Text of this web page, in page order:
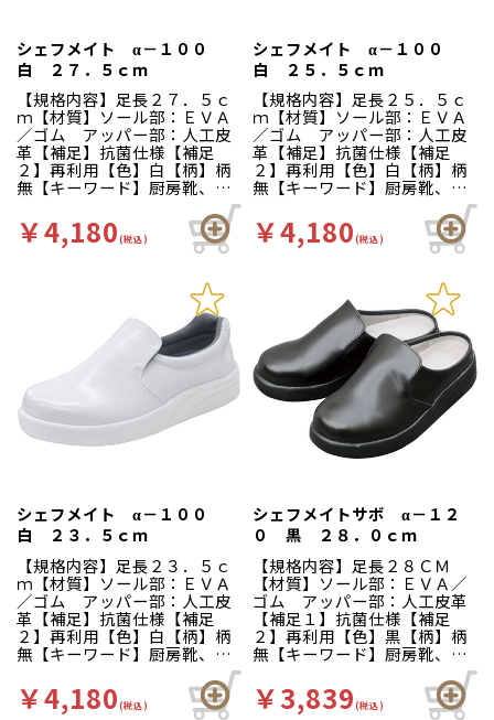
クッション性の良いインソー
ルが長時間の立ち作業をサポ
ートします。足幅ゆったり３
Ｅサイズ…つま先部分までゆ
ったりとした３Ｅ設計。
クッション性の良いインソー
ルが長時間の立ち作業をサポ
ートします。足幅ゆったり３
Ｅサイズ…つま先部分までゆ
ったりとした３Ｅ設計。
シェフメイト α－１００
白 ２７．５ｃｍ
【規格内容】足長２７．５ｃ
ｍ【材質】ソール部：ＥＶＡ
／ゴム アッパー部：人工皮
革【補足】抗菌仕様【補足
２】再利用【色】白【柄】柄
無【キーワード】厨房靴、滑
りにくい、工場 靴底は軽く
て滑りにくいハイグリップ仕
様。長時間の作業による疲労
を軽減、快適な着用感のため
す。インソールの表面には抗
菌加工を施しており、清潔で
す。食品加工厨房用スニーカ
ー「シェフメイト」は清潔・
耐滑・快適を基本コンセプト
に開発されました。滑りにく
い…滑りにくい防滑グリット
ソールには他方向に効くウィ
ンドミルパターンを採用。滑
りやすい床や雨の日等にも優
クッション性の良いインソー
ルが長時間の立ち作業をサポ
ートします。足幅ゆったり３
Ｅサイズ…つま先部分までゆ
ったりとした３Ｅ設計。
￥4,180(税込)
シェフメイト α－１００
白 ２５．５ｃｍ
【規格内容】足長２５．５ｃ
ｍ【材質】ソール部：ＥＶＡ
／ゴム アッパー部：人工皮
革【補足】抗菌仕様【補足
２】再利用【色】白【柄】柄
無【キーワード】厨房靴、滑
りにくい、工場 靴底は軽く
て滑りにくいハイグリップ仕
様。長時間の作業による疲労
を軽減、快適な着用感のため
す。インソールの表面には抗
菌加工を施しており、清潔で
す。食品加工厨房用スニーカ
ー「シェフメイト」は清潔・
耐滑・快適を基本コンセプト
に開発されました。滑りにく
い…滑りにくい防滑グリット
ソールには他方向に効くウィ
ンドミルパターンを採用。滑
りやすい床や雨の日等にも優
クッション性の良いインソー
ルが長時間の立ち作業をサポ
ートします。足幅ゆったり３
Ｅサイズ…つま先部分までゆ
ったりとした３Ｅ設計。
￥4,180(税込)
シェフメイト α－１００
白 ２３．５ｃｍ
【規格内容】足長２３．５ｃ
ｍ【材質】ソール部：ＥＶＡ
／ゴム アッパー部：人工皮
革【補足】抗菌仕様【補足
２】再利用【色】白【柄】柄
無【キーワード】厨房靴、滑
りにくい、工場 靴底は軽く
て滑りにくいハイグリップ仕
様。長時間の作業による疲労
￥4,180(税込)
シェフメイトサボ α－１２
０ 黒 ２８．０ｃｍ
【規格内容】足長２８ＣＭ
【材質】ソール部：ＥＶＡ／
ゴム アッパー部：人工皮革
【補足１】抗菌仕様【補足
２】再利用【色】黒【柄】柄
無【キーワード】厨房靴、滑
りにくい、工場 カカトが低
く、脱ぎ履きしやすいサボタ
イプ。クッション性が良く、
￥3,839(税込)